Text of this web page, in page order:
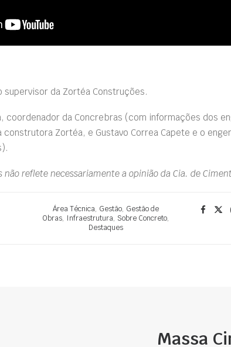
supervisor da Zortéa Construções.
coordenador da Concrebras (com informações dos
construtora Zortéa, e Gustavo Correa Capete e o
não reflete necessariamente a opinião da Cia. de
Área Técnica, Gestão, Gestão de
Obras, Infraestrutura, Sobre Concreto,
Destaques
Massa